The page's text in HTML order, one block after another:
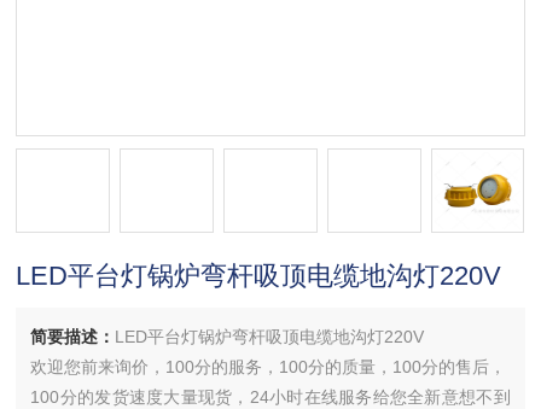
LED平台灯锅炉弯杆吸顶电缆地沟灯220V
简要描述： LED平台灯锅炉弯杆吸顶电缆地沟灯220V
欢迎您前来询价，100分的服务，100分的质量，100分的售后，
100分的发货速度大量现货，24小时在线服务给您全新意想不到